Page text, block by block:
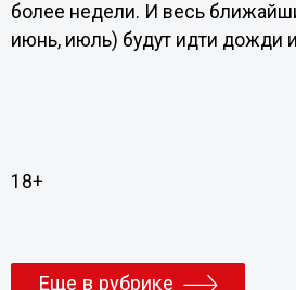
более недели. И весь
июнь, июль) будут идти дожди
18+
Еще в рубрике